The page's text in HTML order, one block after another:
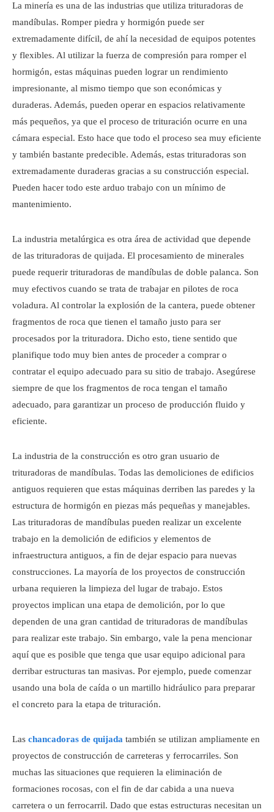
La minería es una de las industrias que utiliza trituradoras de
mandíbulas. Romper piedra y hormigón puede ser
extremadamente difícil, de ahí la necesidad de equipos potentes
y flexibles. Al utilizar la fuerza de compresión para romper el
hormigón, estas máquinas pueden lograr un rendimiento
impresionante, al mismo tiempo que son económicas y
duraderas. Además, pueden operar en espacios relativamente
más pequeños, ya que el proceso de trituración ocurre en una
cámara especial. Esto hace que todo el proceso sea muy eficiente
y también bastante predecible. Además, estas trituradoras son
extremadamente duraderas gracias a su construcción especial.
Pueden hacer todo este arduo trabajo con un mínimo de
mantenimiento.
La industria metalúrgica es otra área de actividad que depende
de las trituradoras de quijada. El procesamiento de minerales
puede requerir trituradoras de mandíbulas de doble palanca. Son
muy efectivos cuando se trata de trabajar en pilotes de roca
voladura. Al controlar la explosión de la cantera, puede obtener
fragmentos de roca que tienen el tamaño justo para ser
procesados ​​por la trituradora. Dicho esto, tiene sentido que
planifique todo muy bien antes de proceder a comprar o
contratar el equipo adecuado para su sitio de trabajo. Asegúrese
siempre de que los fragmentos de roca tengan el tamaño
adecuado, para garantizar un proceso de producción fluido y
eficiente.
La industria de la construcción es otro gran usuario de
trituradoras de mandíbulas. Todas las demoliciones de edificios
antiguos requieren que estas máquinas derriben las paredes y la
estructura de hormigón en piezas más pequeñas y manejables.
Las trituradoras de mandíbulas pueden realizar un excelente
trabajo en la demolición de edificios y elementos de
infraestructura antiguos, a fin de dejar espacio para nuevas
construcciones. La mayoría de los proyectos de construcción
urbana requieren la limpieza del lugar de trabajo. Estos
proyectos implican una etapa de demolición, por lo que
dependen de una gran cantidad de trituradoras de mandíbulas
para realizar este trabajo. Sin embargo, vale la pena mencionar
aquí que es posible que tenga que usar equipo adicional para
derribar estructuras tan masivas. Por ejemplo, puede comenzar
usando una bola de caída o un martillo hidráulico para preparar
el concreto para la etapa de trituración.
Las chancadoras de quijada también se utilizan ampliamente en
proyectos de construcción de carreteras y ferrocarriles. Son
muchas las situaciones que requieren la eliminación de
formaciones rocosas, con el fin de dar cabida a una nueva
carretera o un ferrocarril. Dado que estas estructuras necesitan un